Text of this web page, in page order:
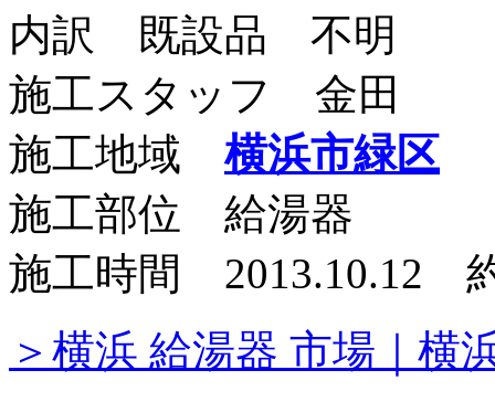
内訳 既設品 不明
施工スタッフ 金田
施工地域横浜市緑区
施工部位 給湯器
施工時間 2013.10.12
＞横浜 給湯器 市場｜横